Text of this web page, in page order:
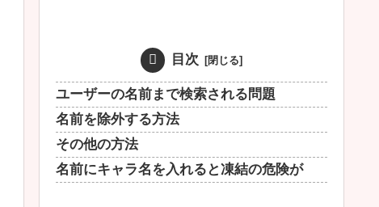
目次
ユーザーの名前まで検索される問題
名前を除外する方法
その他の方法
名前にキャラ名を入れると凍結の危険が